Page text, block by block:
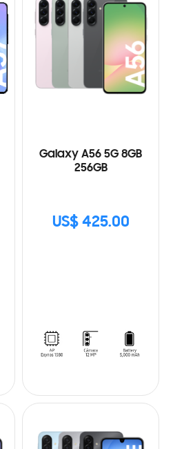
Galaxy A56 5G 8GB
256GB
US$ 425.00